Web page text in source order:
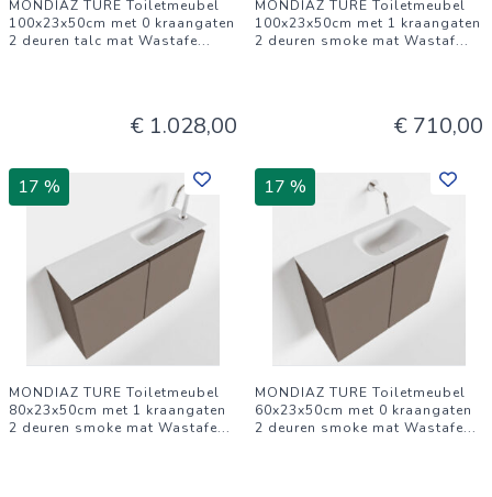
MONDIAZ TURE Toiletmeubel
100x23x50cm met 0 kraangaten
2 deuren talc mat Wastafe...
€ 1.028,00
MONDIAZ TURE Toiletmeubel
100x23x50cm met 1 kraangaten
2 deuren smoke mat Wastaf...
€ 710,00
17 %
MONDIAZ TURE Toiletmeubel
80x23x50cm met 1 kraangaten
2 deuren smoke mat Wastafe...
17 %
MONDIAZ TURE Toiletmeubel
60x23x50cm met 0 kraangaten
2 deuren smoke mat Wastafe...